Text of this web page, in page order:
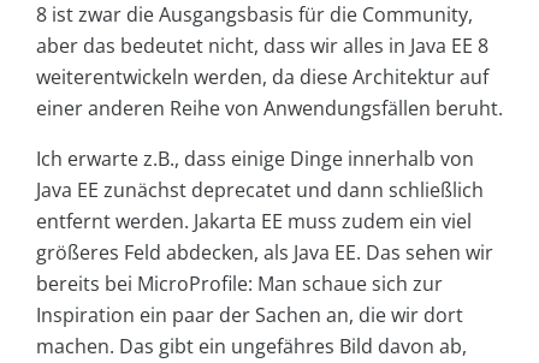
8 ist zwar die Ausgangsbasis für die Community,
aber das bedeutet nicht, dass wir alles in Java EE 8
weiterentwickeln werden, da diese Architektur auf
einer anderen Reihe von Anwendungsfällen beruht.
Ich erwarte z.B., dass einige Dinge innerhalb von
Java EE zunächst deprecatet und dann schließlich
entfernt werden. Jakarta EE muss zudem ein viel
größeres Feld abdecken, als Java EE. Das sehen wir
bereits bei MicroProfile: Man schaue sich zur
Inspiration ein paar der Sachen an, die wir dort
machen. Das gibt ein ungefähres Bild davon ab,